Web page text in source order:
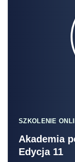
SZKOLENIE
Akademia
Edycja 11